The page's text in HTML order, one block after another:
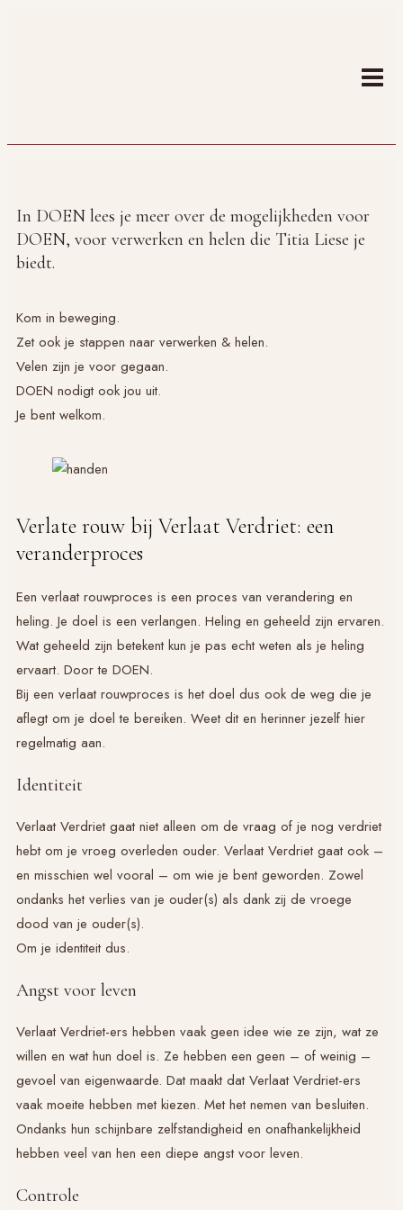
In DOEN lees je meer over de mogelijkheden voor
DOEN, voor verwerken en helen die Titia Liese je
biedt.
Kom in beweging.
Zet ook je stappen naar verwerken & helen.
Velen zijn je voor gegaan.
DOEN nodigt ook jou uit.
Je bent welkom.
Verlate rouw bij Verlaat Verdriet: een
veranderproces
Een verlaat rouwproces is een proces van verandering en
heling. Je doel is een verlangen. Heling en geheeld zijn ervaren.
Wat geheeld zijn betekent kun je pas echt weten als je heling
ervaart. Door te DOEN.
Bij een verlaat rouwproces is het doel dus ook de weg die je
aflegt om je doel te bereiken. Weet dit en herinner jezelf hier
regelmatig aan.
Identiteit
Verlaat Verdrietgaat niet alleen om de vraag of je nog verdriet
hebt om je vroeg overleden ouder. Verlaat Verdrietgaat ook –
en misschien wel vooral – om wie je bent geworden. Zowel
ondanks het verlies van je ouder(s) als dank zij de vroege
dood van je ouder(s).
Om je identiteit dus.
Angst voor leven
Verlaat Verdriet-ers hebben vaak geen idee wie ze zijn, wat ze
willen en wat hun doel is. Ze hebben een geen – of weinig –
gevoel van eigenwaarde. Dat maakt datVerlaat Verdriet-ers
vaak moeite hebben met kiezen. Met het nemen van besluiten.
Ondanks hun schijnbare zelfstandigheid en onafhankelijkheid
hebben veel van hen een diepe angst voor leven.
Controle